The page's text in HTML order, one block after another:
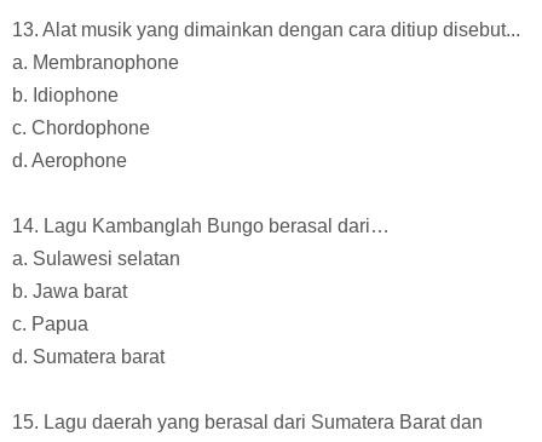
13. Alat musik yang dimainkan dengan cara ditiup disebut...
a. Membranophone
b. Idiophone
c. Chordophone
d. Aerophone
14. Lagu Kambanglah Bungo berasal dari…
a. Sulawesi selatan
b. Jawa barat
c. Papua
d. Sumatera barat
15. Lagu daerah yang berasal dari Sumatera Barat dan